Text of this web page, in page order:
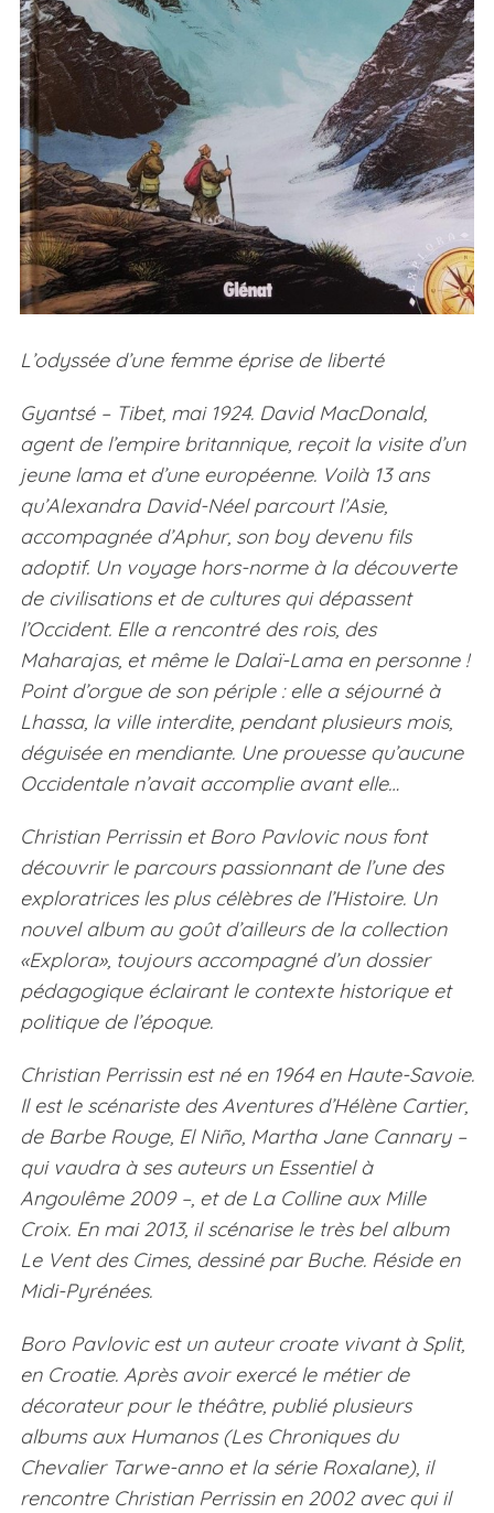
L’odyssée d’une femme éprise de liberté
Gyantsé – Tibet, mai 1924. David MacDonald,
agent de l’empire britannique, reçoit la visite d’un
jeune lama et d’une européenne. Voilà 13 ans
qu’Alexandra David-Néel parcourt l’Asie,
accompagnée d’Aphur, son boy devenu fils
adoptif. Un voyage hors-norme à la découverte
de civilisations et de cultures qui dépassent
l’Occident. Elle a rencontré des rois, des
Maharajas, et même le Dalaï-Lama en personne !
Point d’orgue de son périple : elle a séjourné à
Lhassa, la ville interdite, pendant plusieurs mois,
déguisée en mendiante. Une prouesse qu’aucune
Occidentale n’avait accomplie avant elle…
Christian Perrissin et Boro Pavlovic nous font
découvrir le parcours passionnant de l’une des
exploratrices les plus célèbres de l’Histoire. Un
nouvel album au goût d’ailleurs de la collection
«Explora», toujours accompagné d’un dossier
pédagogique éclairant le contexte historique et
politique de l’époque.
Christian Perrissin est né en 1964 en Haute-Savoie.
Il est le scénariste des Aventures d’Hélène Cartier,
de Barbe Rouge, El Niño, Martha Jane Cannary –
qui vaudra à ses auteurs un Essentiel à
Angoulême 2009 –, et de La Colline aux Mille
Croix. En mai 2013, il scénarise le très bel album
Le Vent des Cimes, dessiné par Buche. Réside en
Midi-Pyrénées.
Boro Pavlovic est un auteur croate vivant à Split,
en Croatie. Après avoir exercé le métier de
décorateur pour le théâtre, publié plusieurs
albums aux Humanos (Les Chroniques du
Chevalier Tarwe-anno et la série Roxalane), il
rencontre Christian Perrissin en 2002 avec qui il
S
e
a
r
c
h
f